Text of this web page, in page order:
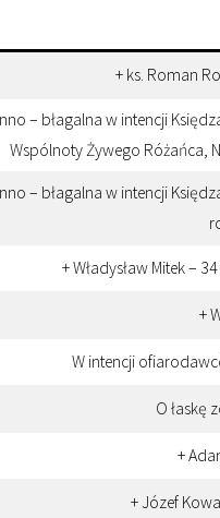
+ ks. Roman
– błagalna w intencji
Wspólnoty Żywego Różańca,
– błagalna w intencji
+ Władysław Mitek –
+
W intencji
O łaskę
+
+ Józef